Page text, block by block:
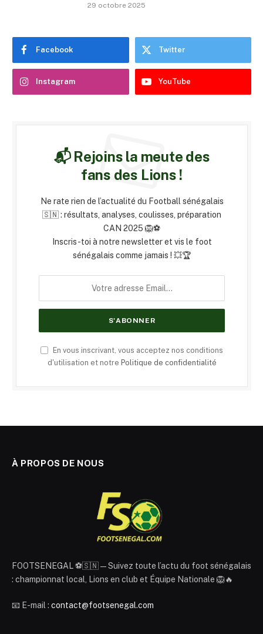
29 octobre 2025
Facebook Twitter
Instagram YouTube
📬 Rejoins la meute des
fans des Lions !
Ne rate rien de l’actualité du Football sénégalais
🇸🇳 : résultats, analyses, coulisses, préparation
CAN 2025 🦁⚽
Inscris-toi à notre newsletter et vis le foot
sénégalais comme jamais ! 💥🏆
En vous inscrivant, vous acceptez nos conditions
d'utilisation et notre Politique de confidentialité
À PROPOS DE NOUS
FOOTSENEGAL ⚽🇸🇳 — Suivez toute l’actu du foot sénégalais
: championnat local, Lions en club et Équipe Nationale 🦁🔥
📧 E-mail : contact@footsenegal.com